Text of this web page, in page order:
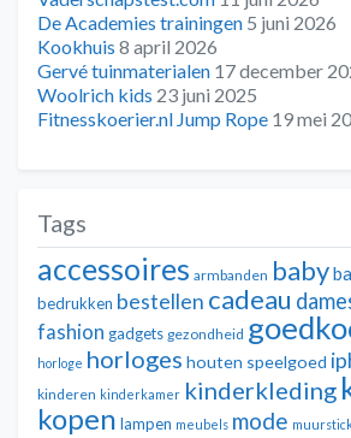
De Academies trainingen 5 juni 2026
Kookhuis 8 april 2026
Gervé tuinmaterialen 17 december
Woolrich kids 23 juni 2025
Fitnesskoerier.nl Jump Rope 19 mei
Tags
accessoires armbanden baby
bedrukken bestellen cadeau
fashion gadgets gezondheid
horloge horloges houten speelgoed
kinderen kinderkamer kinderkleding
kopen lampen meubels mode